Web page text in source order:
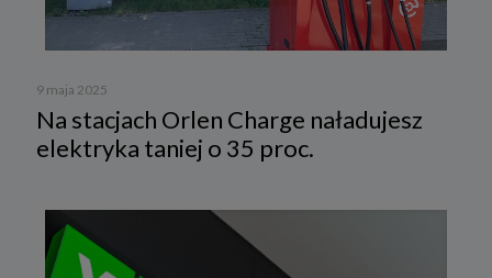
9 maja 2025
Na stacjach Orlen Charge naładujesz
elektryka taniej o 35 proc.